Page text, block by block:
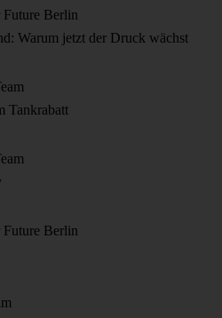
Future Berlin
Warum jetzt der Druck wächst
Tankrabatt
Future Berlin